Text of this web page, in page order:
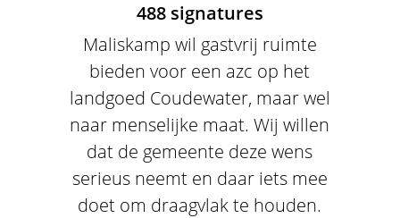
488 signatures
Maliskamp wil gastvrij ruimte
bieden voor een azc op het
landgoed Coudewater, maar wel
naar menselijke maat. Wij willen
dat de gemeente deze wens
serieus neemt en daar iets mee
doet om draagvlak te houden.